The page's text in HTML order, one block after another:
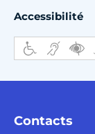
Accessibilité
Contacts